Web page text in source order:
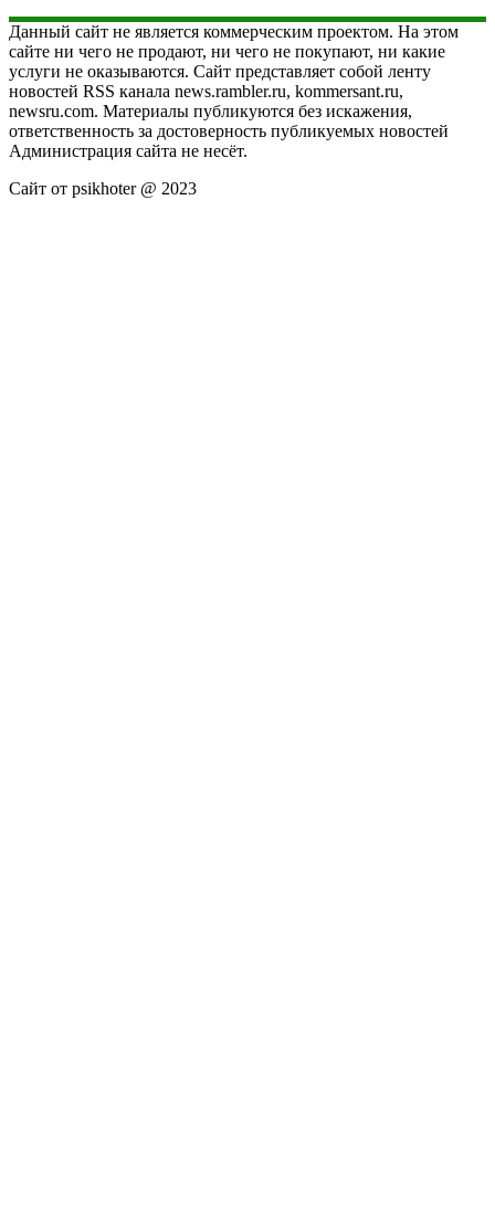
Данный сайт не является коммерческим проектом. На этом
сайте ни чего не продают, ни чего не покупают, ни какие
услуги не оказываются. Сайт представляет собой ленту
новостей RSS канала news.rambler.ru, kommersant.ru,
newsru.com. Материалы публикуются без искажения,
ответственность за достоверность публикуемых новостей
Администрация сайта не несёт.
Сайт от psikhoter @ 2023